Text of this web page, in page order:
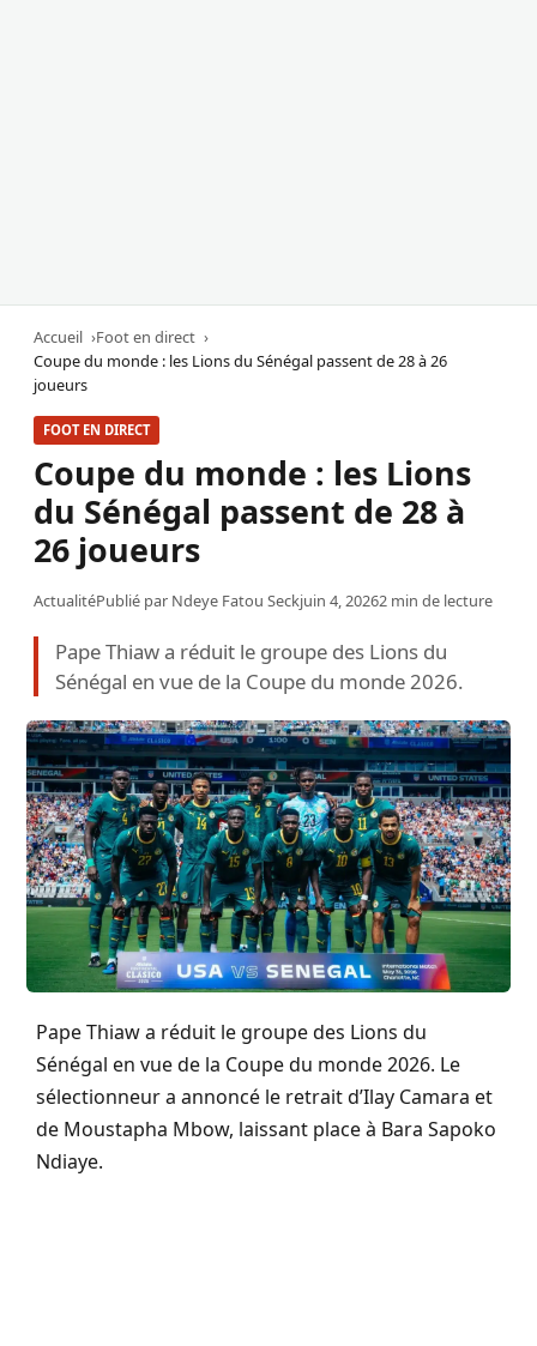
Accueil
Foot en direct
Coupe du monde : les Lions du Sénégal passent de 28 à 26
joueurs
FOOT EN DIRECT
Coupe du monde : les Lions
du Sénégal passent de 28 à
26 joueurs
ActualitéPublié par Ndeye Fatou Seckjuin 4, 20262 min de lecture
Pape Thiaw a réduit le groupe des Lions du
Sénégal en vue de la Coupe du monde 2026.
Pape Thiaw a réduit le groupe des Lions du
Sénégal en vue de la Coupe du monde 2026. Le
sélectionneur a annoncé le retrait d’Ilay Camara et
de Moustapha Mbow, laissant place à Bara Sapoko
Ndiaye.